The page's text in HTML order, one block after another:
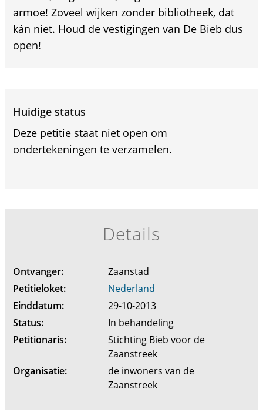
armoe! Zoveel wijken zonder bibliotheek, dat
kán niet. Houd de vestigingen van De Bieb dus
open!
Huidige status
Deze petitie staat niet open om
ondertekeningen te verzamelen.
Details
Ontvanger:
Zaanstad
Petitieloket:
Nederland
Einddatum:
29-10-2013
Status:
In behandeling
Petitionaris:
Stichting Bieb voor de
Zaanstreek
Organisatie:
de inwoners van de
Zaanstreek